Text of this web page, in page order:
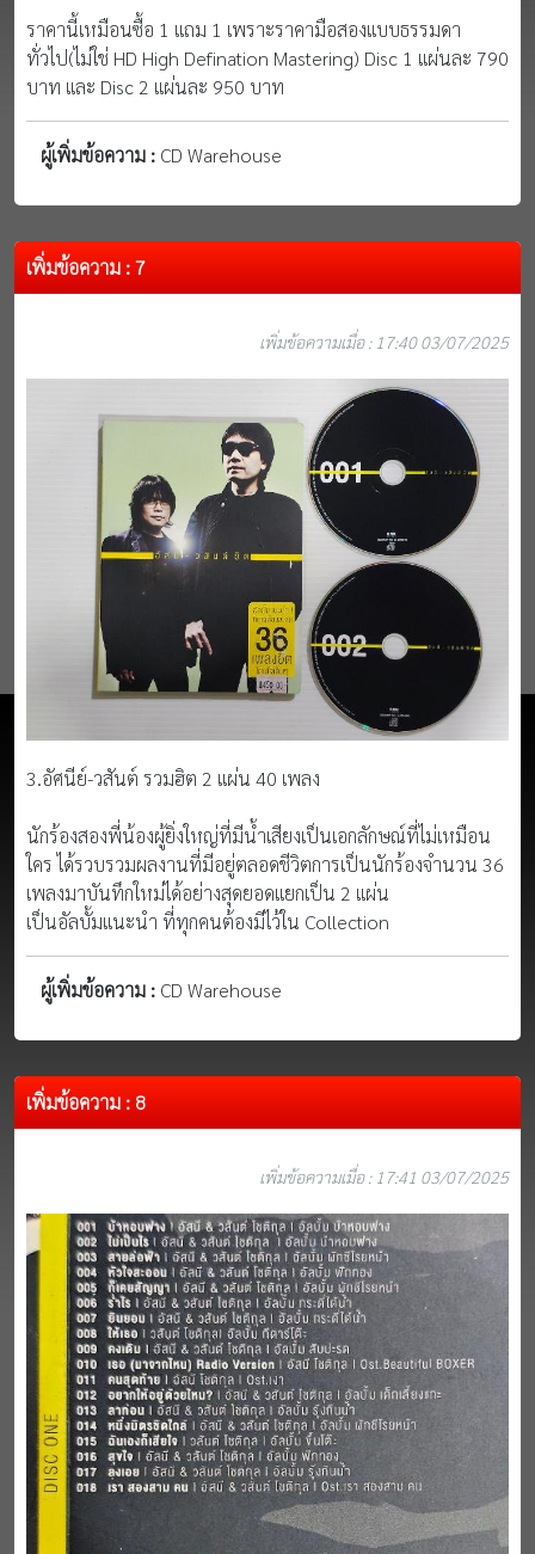
ราคานี้เหมือนซื้อ 1 แถม 1 เพราะราคามือสองแบบธรรมดา
ทั่วไป(ไม่ใช่ HD High Defination Mastering) Disc 1 แผ่นละ 790
บาท และ Disc 2 แผ่นละ 950 บาท
ผู้เพิ่มข้อความ : CD Warehouse
เพิ่มข้อความ : 7
เพิ่มข้อความเมื่อ : 17:40 03/07/2025
3.อัศนีย์-วสันต์ รวมฮิต 2 แผ่น 40 เพลง
นักร้องสองพี่น้องผู้ยิ่งใหญ่ที่มีน้ำเสียงเป็นเอกลักษณ์ที่ไม่เหมือน
ใคร ได้รวบรวมผลงานที่มีอยู่ตลอดชีวิตการเป็นนักร้องจำนวน 36
เพลงมาบันทึกใหม่ได้อย่างสุดยอดแยกเป็น 2 แผ่น
เป็นอัลบั้มแนะนำ ที่ทุกคนต้องมีไว้ใน Collection
ผู้เพิ่มข้อความ : CD Warehouse
เพิ่มข้อความ : 8
เพิ่มข้อความเมื่อ : 17:41 03/07/2025